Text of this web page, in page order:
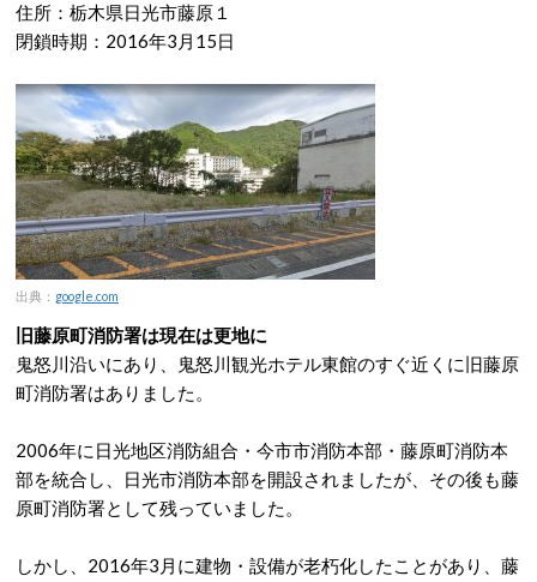
住所：栃木県日光市藤原１
閉鎖時期：2016年3月15日
出典： google.com
旧藤原町消防署は現在は更地に
鬼怒川沿いにあり、鬼怒川観光ホテル東館のすぐ近くに旧藤原
町消防署はありました。
2006年に日光地区消防組合・今市市消防本部・藤原町消防本
部を統合し、日光市消防本部を開設されましたが、その後も藤
原町消防署として残っていました。
しかし、2016年3月に建物・設備が老朽化したことがあり、藤